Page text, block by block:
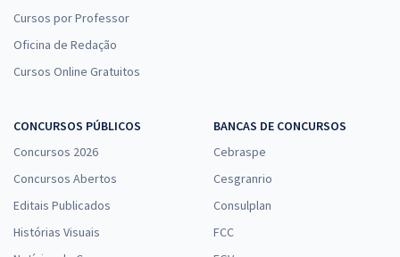
Cursos por Professor
Oficina de Redação
Cursos Online Gratuitos
CONCURSOS PÚBLICOS
Concursos 2026
Concursos Abertos
Editais Publicados
Histórias Visuais
BANCAS DE CONCURSOS
Cebraspe
Cesgranrio
Consulplan
FCC